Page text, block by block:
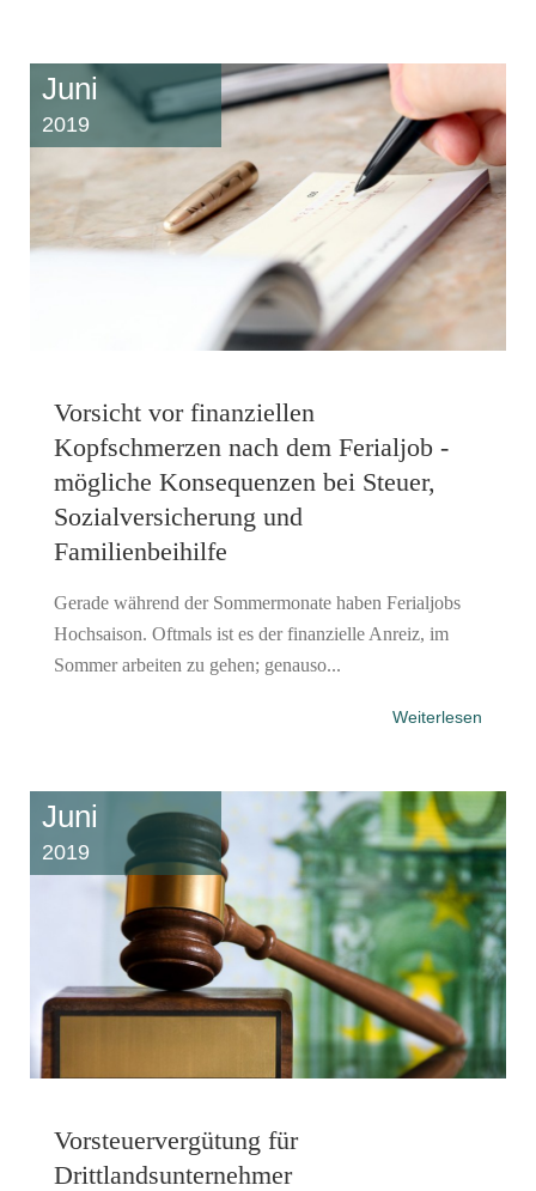
Juni
2019
Vorsicht vor finanziellen
Kopfschmerzen nach dem Ferialjob -
mögliche Konsequenzen bei Steuer,
Sozialversicherung und
Familienbeihilfe
Gerade während der Sommermonate haben Ferialjobs
Hochsaison. Oftmals ist es der finanzielle Anreiz, im
Sommer arbeiten zu gehen; genauso...
Weiterlesen
Juni
2019
Vorsteuervergütung für
Drittlandsunternehmer